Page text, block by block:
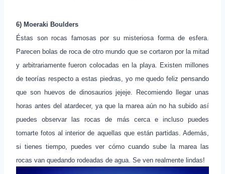
6) Moeraki Boulders
Éstas son rocas famosas por su misteriosa forma de esfera.
Parecen bolas de roca de otro mundo que se cortaron por la mitad
y arbitrariamente fueron colocadas en la playa. Existen millones
de teorías respecto a estas piedras, yo me quedo feliz pensando
que son huevos de dinosaurios jejeje. Recomiendo llegar unas
horas antes del atardecer, ya que la marea aún no ha subido así
puedes observar las rocas de más cerca e incluso puedes
tomarte fotos al interior de aquellas que están partidas. Además,
si tienes tiempo, puedes ver cómo cuando sube la marea las
rocas van quedando rodeadas de agua. Se ven realmente lindas!